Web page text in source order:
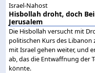
Israel-Nahost
Hisbollah droht, doch
Jerusalem
Die Hisbollah versucht mit
politischen Kurs des Libanon
mit Israel gehen weiter, und
ab, das die Entwaffnung der
könnte.